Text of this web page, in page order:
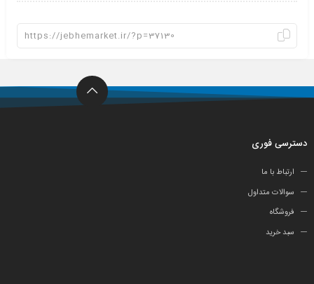
دسترسی فوری
ارتباط با ما
سوالات متداول
فروشگاه
سبد خرید